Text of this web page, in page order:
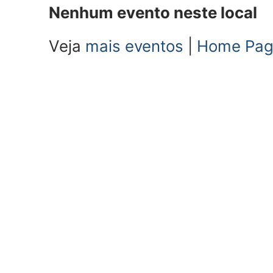
Nenhum evento neste local
Veja mais eventos Home